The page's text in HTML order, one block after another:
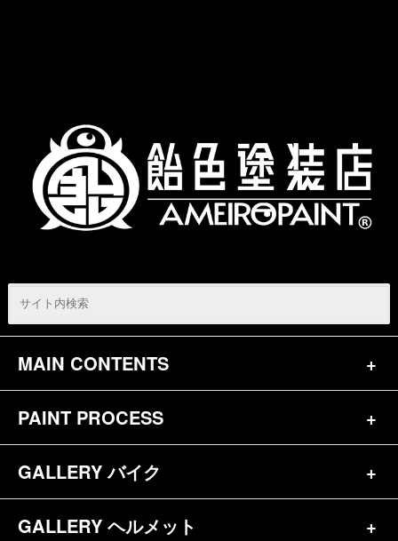
MAIN CONTENTS
トップページ
お問合せ
PAINT PROCESS
バイク（180）
ヘルメット（84）
GALLERY バイク
バイク一覧（184）
GALLERY ヘルメット